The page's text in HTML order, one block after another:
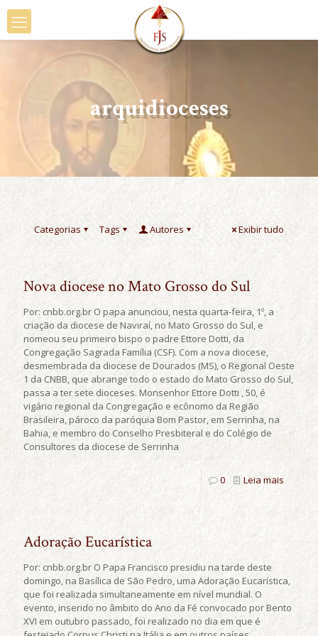
arquidioceses
Categorias Tags Autores Exibir tudo
Nova diocese no Mato Grosso do Sul
Por: cnbb.org.br O papa anunciou, nesta quarta-feira, 1º, a
criação da diocese de Naviraí, no Mato Grosso do Sul, e
nomeou seu primeiro bispo o padre Ettore Dotti, da
Congregação Sagrada Família (CSF). Com a nova diocese,
desmembrada da diocese de Dourados (MS), o Regional Oeste
1 da CNBB, que abrange todo o estado do Mato Grosso do Sul,
passa a ter sete dioceses. Monsenhor Ettore Dotti , 50, é
vigário regional da Congregação e ecônomo da Região
Brasileira, pároco da paróquia Bom Pastor, em Serrinha, na
Bahia, e membro do Conselho Presbiteral e do Colégio de
Consultores da diocese de Serrinha
0 Leia mais
Adoração Eucarística
Por: cnbb.org.br O Papa Francisco presidiu na tarde deste
domingo, na Basílica de São Pedro, uma Adoração Eucarística,
que foi realizada simultaneamente em nível mundial. O
evento, inserido no âmbito do Ano da Fé convocado por Bento
XVI em outubro passado, foi realizado no dia em que é